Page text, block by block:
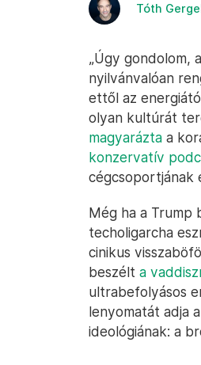
Tóth
„Úgy gondolom,
nyilvánvalóan
ettől az
olyan kultúrát
magyarázta a
konzervatív
cégcsoportjának
Még ha a Trump
techoligarcha
cinikus
beszélt a
ultrabefolyásos
lenyomatát adja
ideológiának: a